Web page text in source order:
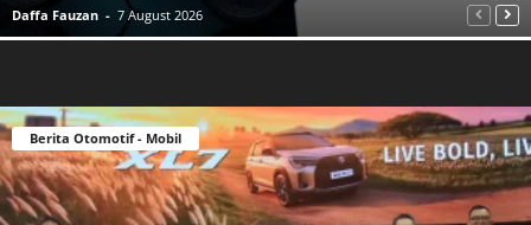
Daffa Fauzan - 7 August 2026
Berita Otomotif - Mobil